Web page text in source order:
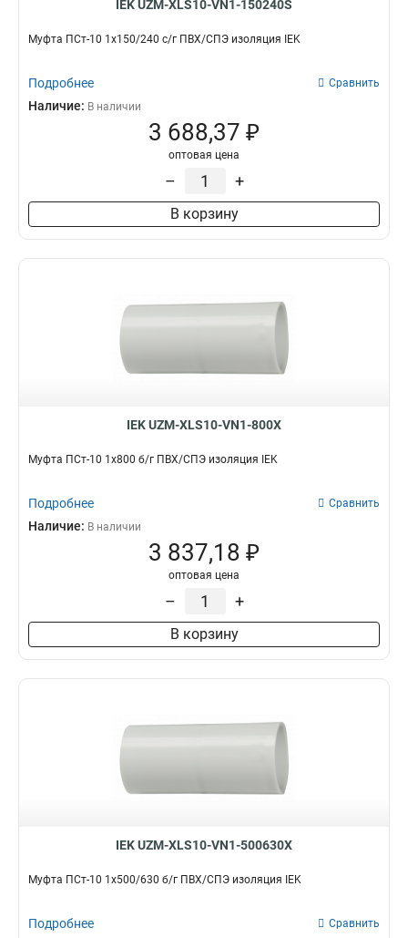
IEK UZM-XLS10-VN1-150240S
Муфта ПСт-10 1х150/240 с/г ПВХ/СПЭ изоляция IEK
Подробнее Сравнить
Наличие: В наличии
3 688,37 ₽
оптовая цена
– +
В корзину
IEK UZM-XLS10-VN1-800X
Муфта ПСт-10 1х800 б/г ПВХ/СПЭ изоляция IEK
Подробнее Сравнить
Наличие: В наличии
3 837,18 ₽
оптовая цена
– +
В корзину
IEK UZM-XLS10-VN1-500630X
Муфта ПСт-10 1х500/630 б/г ПВХ/СПЭ изоляция IEK
Подробнее Сравнить